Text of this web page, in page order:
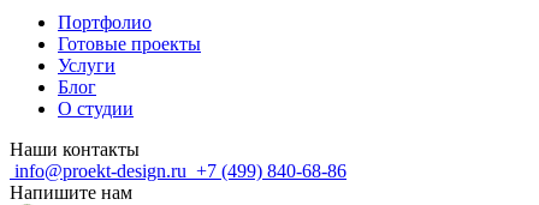
Портфолио
Готовые проекты
Услуги
Блог
О студии
Наши контакты
info@proekt-design.ru +7 (499) 840-68-86
Напишите нам